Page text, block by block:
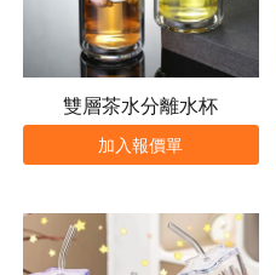
雙層茶水分離水杯
加入報價單